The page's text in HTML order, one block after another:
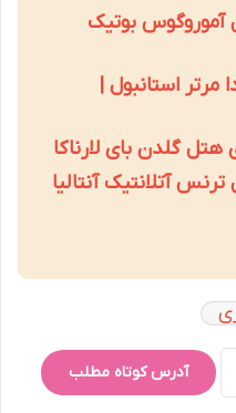
آموروگوس بوتیک
مرتر استانبول |
هتل گلدن بای لارناکا
آتلانتیک آنتالیا
آدرس کوتاه مطلب